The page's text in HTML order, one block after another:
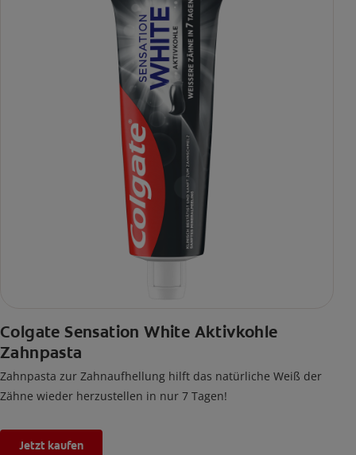
Colgate Sensation White Aktivkohle
Zahnpasta
Zahnpasta zur Zahnaufhellung hilft das natürliche Weiß der
Zähne wieder herzustellen in nur 7 Tagen!
Jetzt kaufen